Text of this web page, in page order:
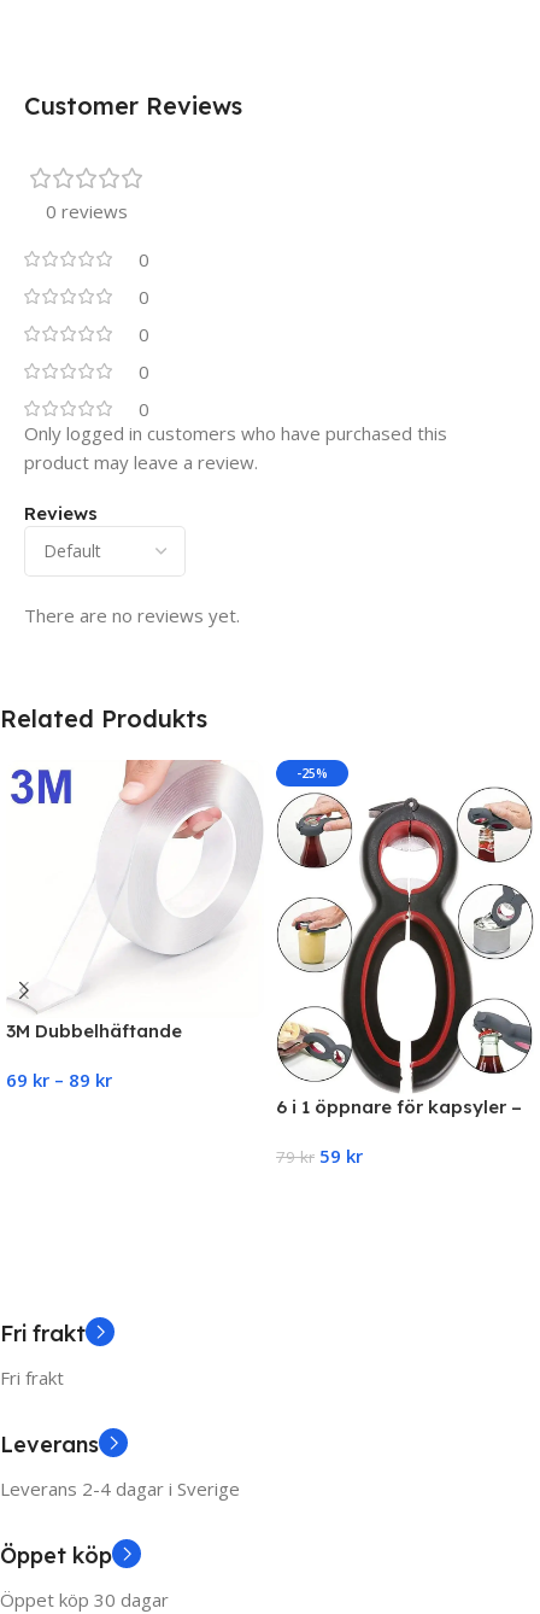
Customer Reviews
0 reviews
0
0
0
0
0
Reviews
There are no reviews yet.
Only logged in customers who have purchased this
product may leave a review.
Related Produkts
3M Dubbelhäftande
Transparent 1Pcs
69 kr – 89 kr
-25%
6 i 1 öppnare för kapsyler –
79kr 59 kr
Fri frakt
Fri frakt
Leverans
Leverans 2-4 dagar i Sverige
Öppet köp
Öppet köp 30 dagar